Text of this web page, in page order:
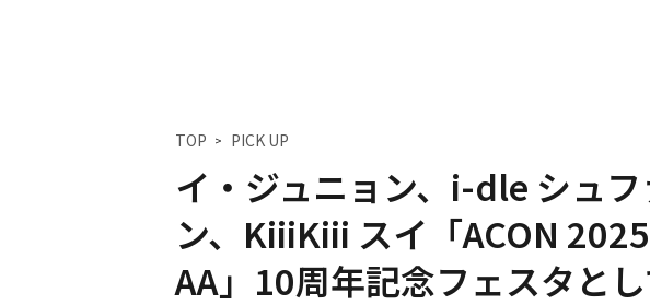
TOP PICK UP
イ・ジュニョン、i-dle シュフ
ン、KiiiKiii スイ「ACON
AA」10周年記念フェスタと